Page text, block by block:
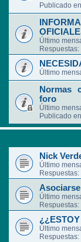
Publicado en
Último
Respuestas:
Último
Normas
foro
Último
Publicado en
Nick
Último
Respuestas:
Último
Respuestas:
Último
Respuestas: